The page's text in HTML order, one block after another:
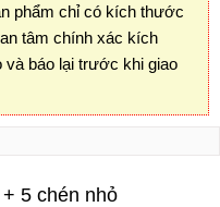
phẩm chỉ có kích thước
tâm chính xác kích
và báo lại trước khi giao
5 chén nhỏ